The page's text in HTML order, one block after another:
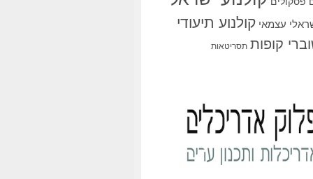
עצמאי קולנוע תיעודי
קופות תסריטאות